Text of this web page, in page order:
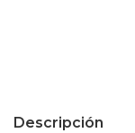
Descripción